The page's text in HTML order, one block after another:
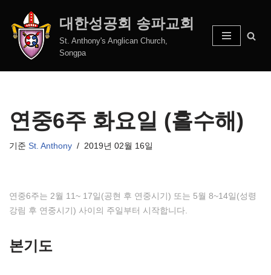
콘
뛰
기
대한성공회 송파교회
St. Anthony's Anglican Church,
Songpa
연중6주 화요일 (홀수해)
기준 St. Anthony 2019년 02월 16일
연중6주는 2월 11~ 17일(공현 후 연중시기) 또는 5월 8~14일(성령
강림 후 연중시기) 사이의 주일부터 시작합니다.
본기도